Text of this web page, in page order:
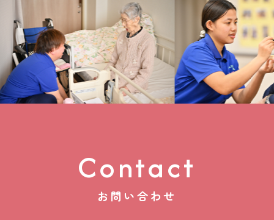
Contact
お問い合わせ